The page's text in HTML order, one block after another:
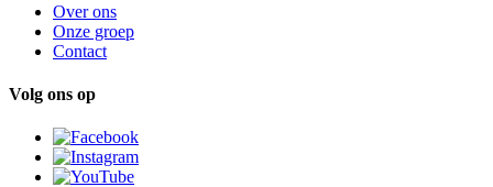
Over ons
Onze groep
Contact
Volg ons op